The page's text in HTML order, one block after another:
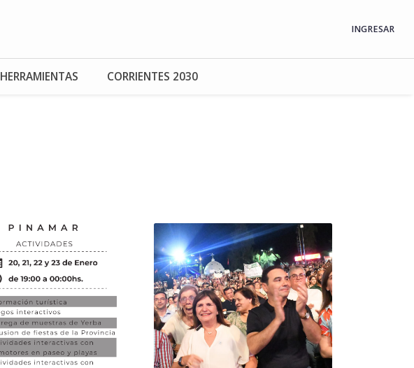
INGRESAR
HERRAMIENTAS CORRIENTES 2030